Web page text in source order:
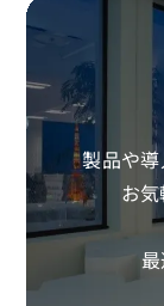
製品や導
お